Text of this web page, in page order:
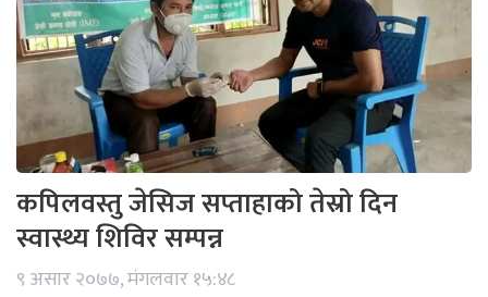
कपिलवस्तु जेसिज सप्ताहाको तेस्रो दिन
स्वास्थ्य शिविर सम्पन्न
९ असार २०७७, मंगलवार १५:४८